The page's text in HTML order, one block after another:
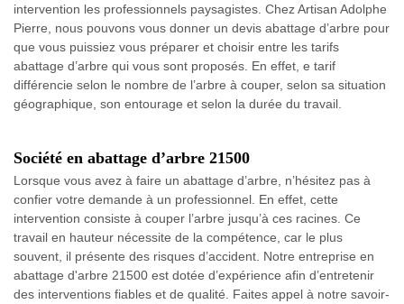
intervention les professionnels paysagistes. Chez Artisan Adolphe
Pierre, nous pouvons vous donner un devis abattage d’arbre pour
que vous puissiez vous préparer et choisir entre les tarifs
abattage d’arbre qui vous sont proposés. En effet, e tarif
différencie selon le nombre de l’arbre à couper, selon sa situation
géographique, son entourage et selon la durée du travail.
Société en abattage d’arbre 21500
Lorsque vous avez à faire un abattage d’arbre, n’hésitez pas à
confier votre demande à un professionnel. En effet, cette
intervention consiste à couper l’arbre jusqu’à ces racines. Ce
travail en hauteur nécessite de la compétence, car le plus
souvent, il présente des risques d’accident. Notre entreprise en
abattage d'arbre 21500 est dotée d’expérience afin d’entretenir
des interventions fiables et de qualité. Faites appel à notre savoir-